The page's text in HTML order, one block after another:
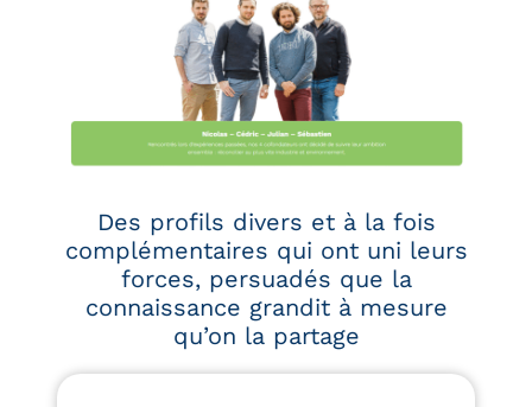
Des profils divers et à la fois
complémentaires qui ont uni leurs
forces, persuadés que la
connaissance grandit à mesure
qu’on la partage